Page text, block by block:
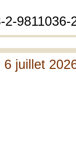
2-9811036-
6 juillet